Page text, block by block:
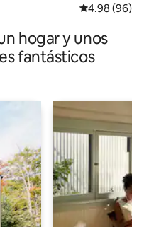
Calificación
4.98 (96)
hogar y unos
fantásticos